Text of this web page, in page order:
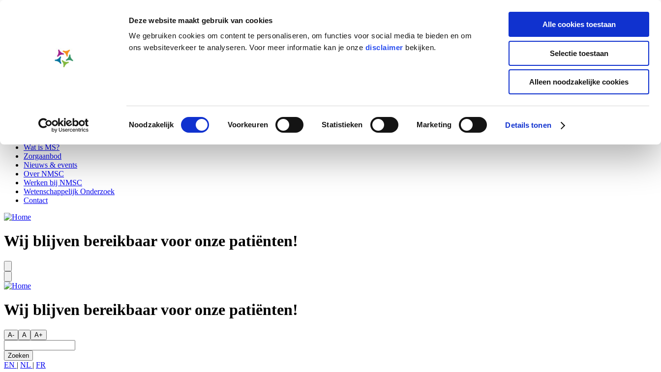
Deze website maakt gebruik van cookies
We gebruiken cookies om content te personaliseren, om functies voor social media te bieden en om
ons websiteverkeer te analyseren. Voor meer informatie kan je onze disclaimer bekijken.
Toestemmingsselectie
Noodzakelijk Voorkeuren Statistieken Marketing Details tonen
Alle cookies toestaan
Selectie toestaan
Alleen noodzakelijke cookies
Wij blijven bereikbaar voor onze patiënten!
Secondary
Bezoekers
Professionals
Main
navigation
Wat is MS?
Zorgaanbod
Nieuws & events
Over NMSC
Werken bij NMSC
Wetenschappelijk Onderzoek
Contact
Wij blijven bereikbaar voor onze patiënten!
Wij blijven bereikbaar voor onze patiënten!
A- A A+
EN | NL | FR